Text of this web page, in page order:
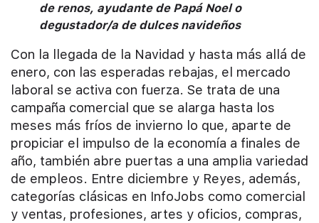
de renos, ayudante de Papá Noel o
degustador/a de dulces navideños
Con la llegada de la Navidad y hasta más allá de
enero, con las esperadas rebajas, el mercado
laboral se activa con fuerza. Se trata de una
campaña comercial que se alarga hasta los
meses más fríos de invierno lo que, aparte de
propiciar el impulso de la economía a finales de
año, también abre puertas a una amplia variedad
de empleos. Entre diciembre y Reyes, además,
categorías clásicas en InfoJobs como comercial
y ventas, profesiones, artes y oficios, compras,